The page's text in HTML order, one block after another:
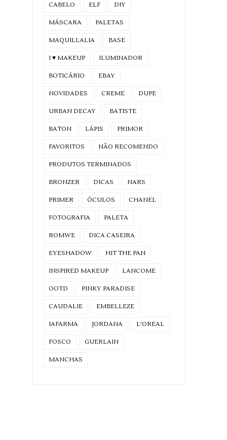
CABELO ELF DIY
MÁSCARA PALETAS
MAQUILLALIA BASE
I ♥ MAKEUP ILUMINADOR
BOTICÁRIO EBAY
NOVIDADES CREME DUPE
URBAN DECAY BATISTE
BATON LÁPIS PRIMOR
FAVORITOS NÃO RECOMENDO
PRODUTOS TERMINADOS
BRONZER DICAS NARS
PRIMER ÓCULOS CHANEL
FOTOGRAFIA PALETA
ROMWE DICA CASEIRA
EYESHADOW HIT THE PAN
INSPIRED MAKEUP LANCOME
OOTD PINKY PARADISE
CAUDALIE EMBELLEZE
IAFARMA JORDANA L'OREAL
FOSCO GUERLAIN
MANCHAS